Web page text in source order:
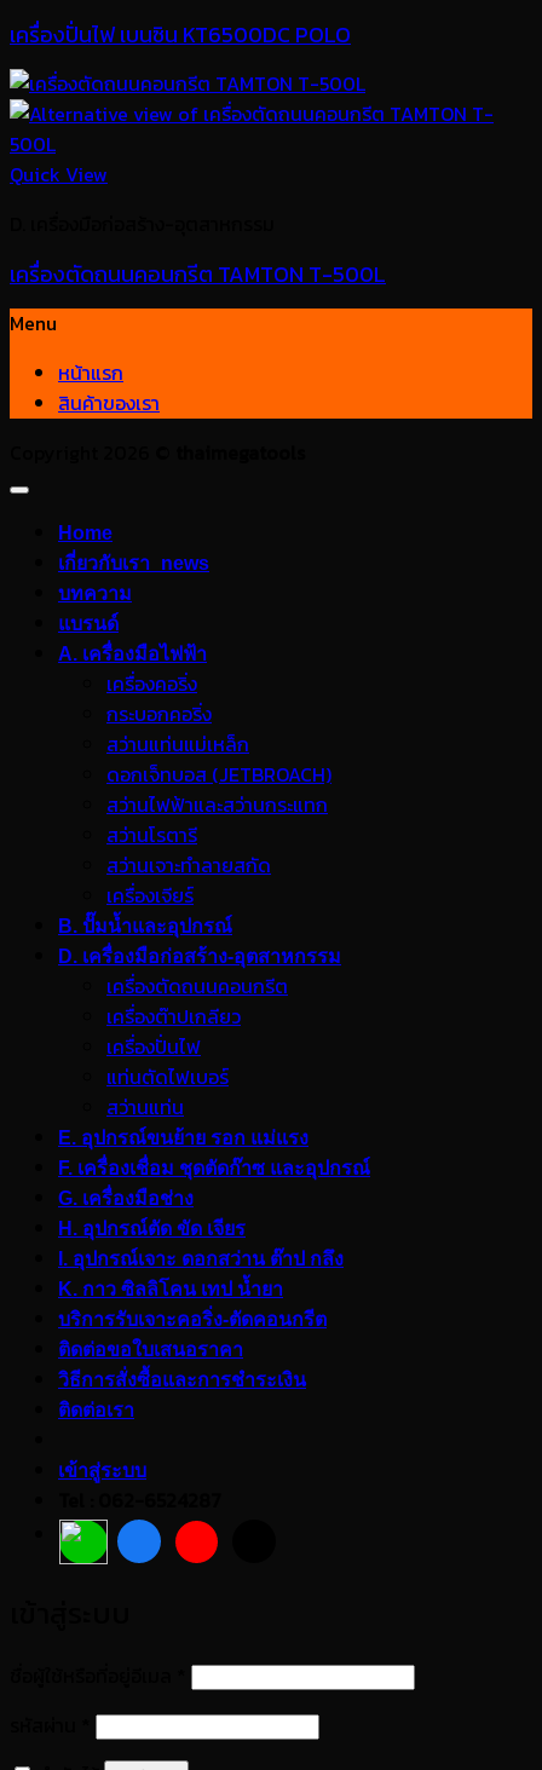
เครื่องปั่นไฟ เบนซิน KT6500DC POLO
Quick View
เครื่องตัดถนนคอนกรีต TAMTON T-500L
Menu
หน้าแรก
สินค้าของเรา
Home
เกี่ยวกับเรา_news
บทความ
แบรนด์
A. เครื่องมือไฟฟ้า
เครื่องคอริ่ง
กระบอกคอริ่ง
สว่านแท่นแม่เหล็ก
ดอกเจ็ทบอส (JETBROACH)
สว่านไฟฟ้าและสว่านกระแทก
สว่านโรตารี
สว่านเจาะทำลายสกัด
เครื่องเจียร์
B. ปั๊มน้ำและอุปกรณ์
D. เครื่องมือก่อสร้าง-อุตสาหกรรม
เครื่องตัดถนนคอนกรีต
เครื่องต๊าปเกลียว
เครื่องปั่นไฟ
แท่นตัดไฟเบอร์
สว่านแท่น
E. อุปกรณ์ขนย้าย รอก แม่แรง
F. เครื่องเชื่อม ชุดตัดก๊าซ และอุปกรณ์
G. เครื่องมือช่าง
H. อุปกรณ์ตัด ขัด เจียร
I. อุปกรณ์เจาะ ดอกสว่าน ต๊าป กลึง
K. กาว ซิลลิโคน เทป น้ำยา
บริการรับเจาะคอริ่ง-ตัดคอนกรีต
ติดต่อขอใบเสนอราคา
วิธีการสั่งซื้อและการชำระเงิน
ติดต่อเรา
เข้าสู่ระบบ
ต้องการ
ต้องการ